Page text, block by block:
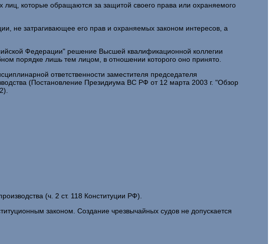
которые обращаются за защитой своего права или охраняемого
не затрагивающее его прав и охраняемых законом интересов, а
Федерации" решение Высшей квалификационной коллегии
порядке лишь тем лицом, в отношении которого оно принято.
ответственности заместителя председателя
(Постановление Президиума ВС РФ от 12 марта 2003 г. "Обзор
(ч. 2 ст. 118 Конституции РФ).
законом. Создание чрезвычайных судов не допускается